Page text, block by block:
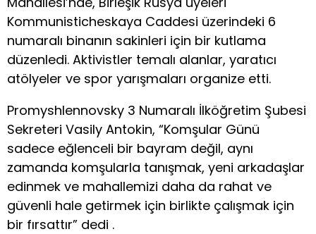
Kommunisticheskaya Caddesi üzerindeki 6
numaralı binanın sakinleri için bir kutlama
düzenledi. Aktivistler temalı alanlar, yaratıcı
atölyeler ve spor yarışmaları organize etti.
Promyshlennovsky 3 Numaralı İlköğretim Şubesi
Sekreteri Vasily Antokin, “Komşular Günü
sadece eğlenceli bir bayram değil, aynı
zamanda komşularla tanışmak, yeni arkadaşlar
edinmek ve mahallemizi daha da rahat ve
güvenli hale getirmek için birlikte çalışmak için
bir fırsattır” dedi .